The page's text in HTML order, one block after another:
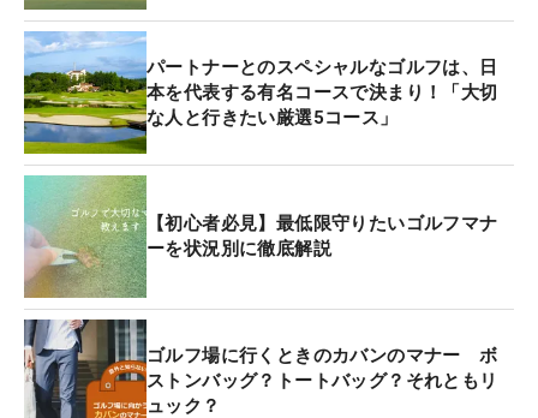
パートナーとのスペシャルなゴルフは、日
本を代表する有名コースで決まり！「大切
な人と行きたい厳選5コース」
【初心者必見】最低限守りたいゴルフマナ
ーを状況別に徹底解説
ゴルフ場に行くときのカバンのマナー ボ
ストンバッグ？トートバッグ？それともリ
ュック？